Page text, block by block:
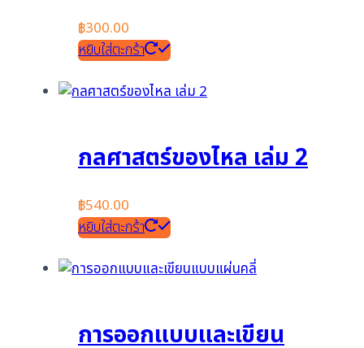
฿300.00
หยิบใส่ตะกร้า
กลศาสตร์ของไหล เล่ม 2
฿540.00
หยิบใส่ตะกร้า
การออกแบบและเขียน